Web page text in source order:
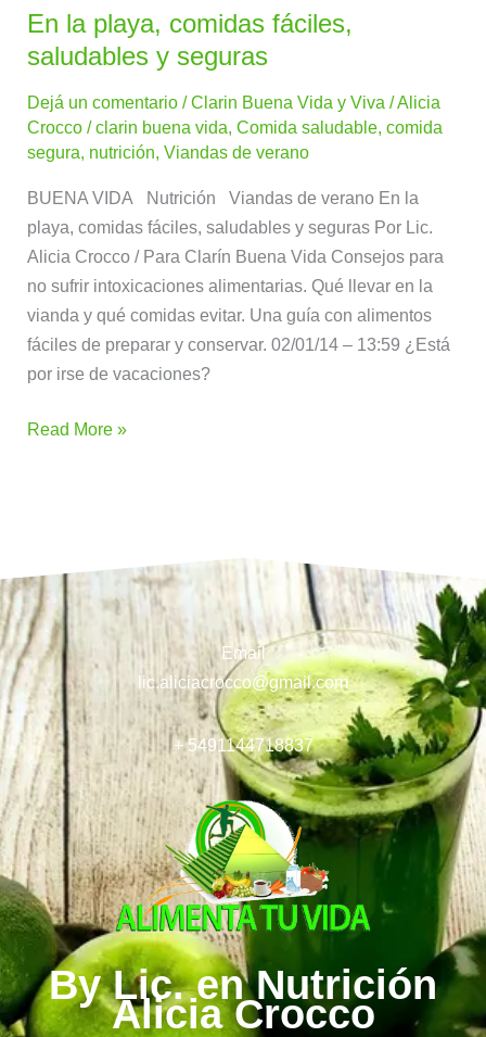
En la playa, comidas fáciles,
saludables y seguras
Dejá un comentario /Clarin Buena Vida y Viva /Alicia
Crocco/clarin buena vida,Comida saludable,comida
segura, nutrición,Viandas de verano
BUENA VIDA Nutrición Viandas de verano En la
playa, comidas fáciles, saludables y seguras Por Lic.
Alicia Crocco / Para Clarín Buena Vida Consejos para
no sufrir intoxicaciones alimentarias. Qué llevar en la
vianda y qué comidas evitar. Una guía con alimentos
fáciles de preparar y conservar. 02/01/14 – 13:59 ¿Está
por irse de vacaciones?
En
la
comidas
fáciles,
saludables
y
seguras
Read More »
Email
lic.aliciacrocco@gmail.com
+ 5491144718837
By Lic. en Nutrición
Alicia Crocco